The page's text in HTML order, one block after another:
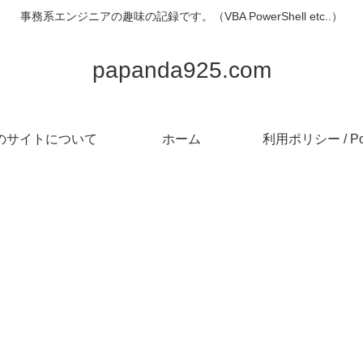
事務系エンジニアの趣味の記録です。（VBA PowerShell etc..）
papanda925.com
サイトについて ホーム 利用ポリシー /